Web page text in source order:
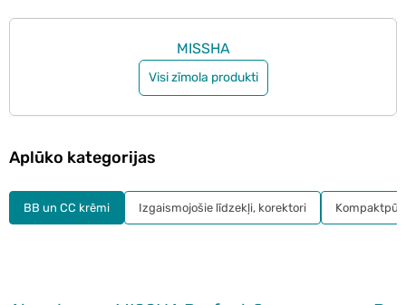
MISSHA
Visi zīmola produkti
Aplūko kategorijas
BB un CC krēmi Izgaismojošie līdzekļi, korektori